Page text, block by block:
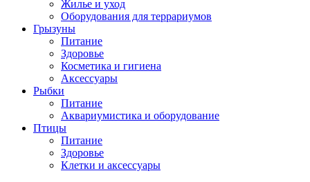
Жилье и уход
Оборудования для террариумов
Грызуны
Питание
Здоровье
Косметика и гигиена
Аксессуары
Рыбки
Питание
Аквариумистика и оборудование
Птицы
Питание
Здоровье
Клетки и аксессуары